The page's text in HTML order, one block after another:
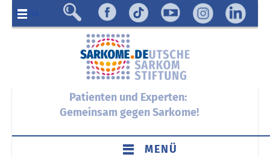
Menü
Patienten und Experten:
Gemeinsam gegen Sarkome!
MENÜ